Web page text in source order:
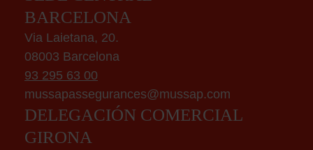
BARCELONA
Via Laietana, 20.
08003 Barcelona
93 295 63 00
mussapassegurances@mussap.com
DELEGACIÓN COMERCIAL
GIRONA